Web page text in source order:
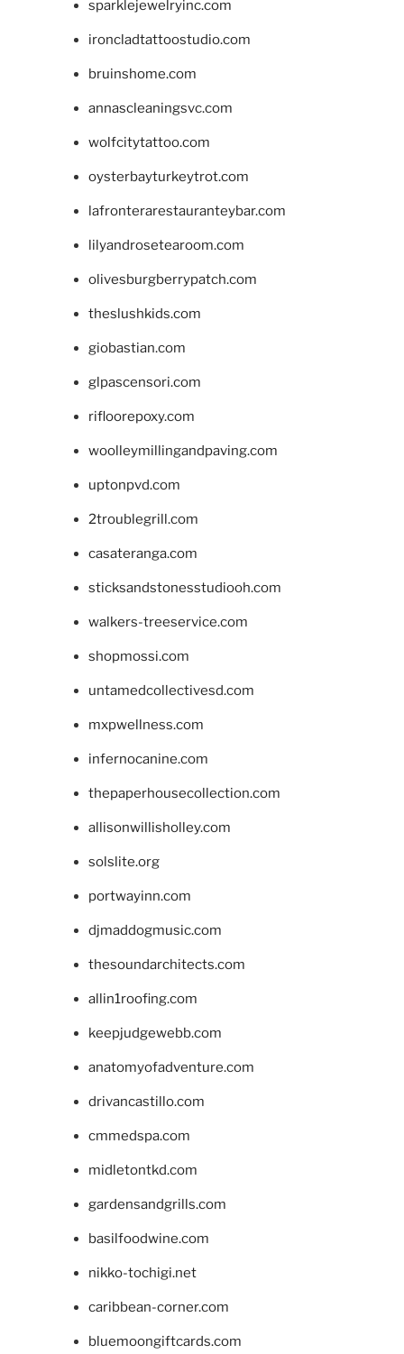
sparklejewelryinc.com
ironcladtattoostudio.com
bruinshome.com
annascleaningsvc.com
wolfcitytattoo.com
oysterbayturkeytrot.com
lafronterarestauranteybar.com
lilyandrosetearoom.com
olivesburgberrypatch.com
theslushkids.com
giobastian.com
glpascensori.com
rifloorepoxy.com
woolleymillingandpaving.com
uptonpvd.com
2troublegrill.com
casateranga.com
sticksandstonesstudiooh.com
walkers-treeservice.com
shopmossi.com
untamedcollectivesd.com
mxpwellness.com
infernocanine.com
thepaperhousecollection.com
allisonwillisholley.com
solslite.org
portwayinn.com
djmaddogmusic.com
thesoundarchitects.com
allin1roofing.com
keepjudgewebb.com
anatomyofadventure.com
drivancastillo.com
cmmedspa.com
midletontkd.com
gardensandgrills.com
basilfoodwine.com
nikko-tochigi.net
caribbean-corner.com
bluemoongiftcards.com